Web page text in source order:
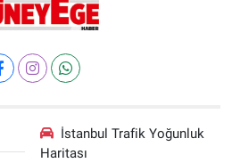
İstanbul Trafik Yoğunluk
Haritası